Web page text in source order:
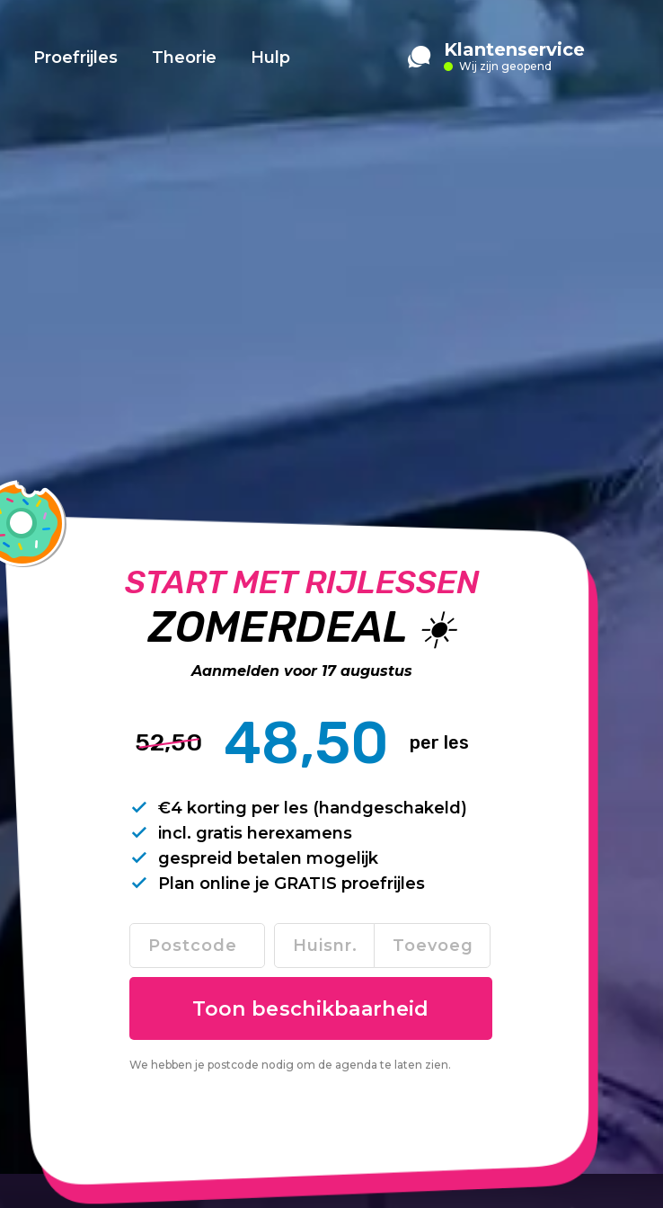
Proefrijles Theorie Hulp Klantenservice
Wij zijn geopend
START MET RIJLESSEN
ZOMERDEAL ☀️
Aanmelden voor 17 augustus
52,50 48,50 per les
€4 korting per les (handgeschakeld)
incl. gratis herexamens
gespreid betalen mogelijk
Plan online je GRATIS proefrijles
We hebben je postcode nodig om de agenda te laten zien.